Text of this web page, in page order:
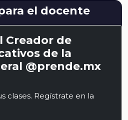
el docente
Creador de
de la
@prende.mx
clases. Regístrate en la